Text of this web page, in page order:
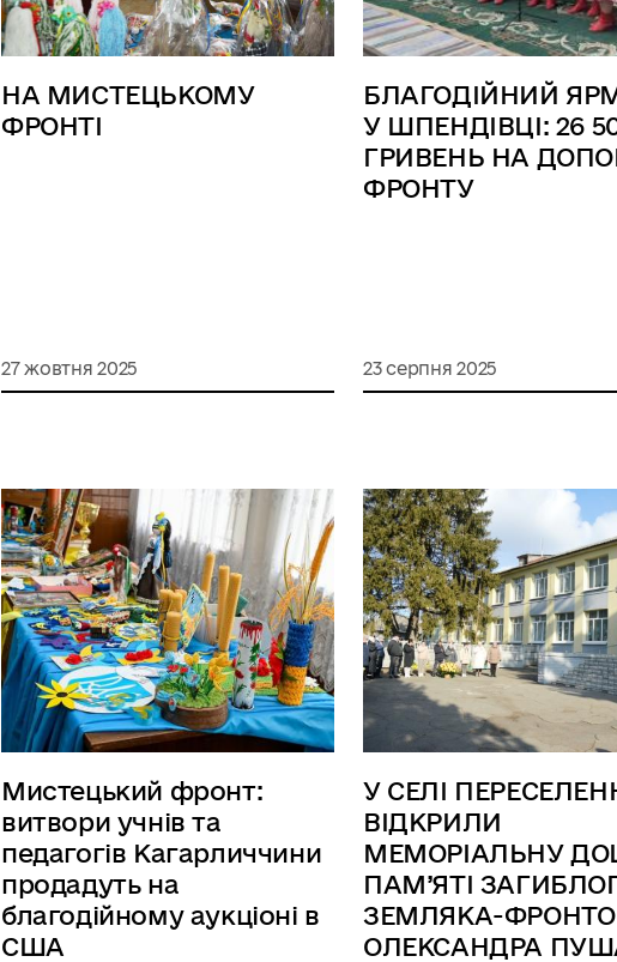
НА МИСТЕЦЬКОМУ
ФРОНТІ
27 жовтня 2025
БЛАГОДІЙНИЙ
У ШПЕНДІВЦІ: 26
ГРИВЕНЬ НА
ФРОНТУ
23 серпня 2025
Мистецький фронт:
витвори учнів та
педагогів Кагарличчини
продадуть на
благодійному аукціоні в
США
У СЕЛІ
ВІДКРИЛИ
МЕМОРІАЛЬНУ
ПАМ’ЯТІ
ЗЕМЛЯКА-
ОЛЕКСАНДРА